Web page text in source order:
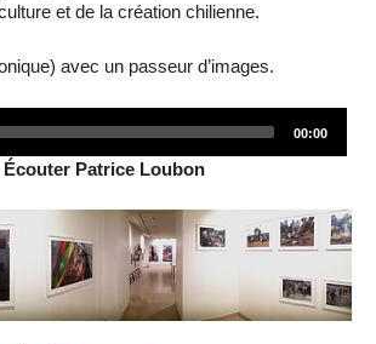
et de la création chilienne.
avec un passeur d’images.
00:00
Écouter Patrice Loubon